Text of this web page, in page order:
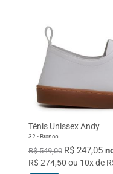
Tênis Unissex Andy
32 - Branco
R$ 549,00 R$ 247,05
R$ 274,50 ou 10x de